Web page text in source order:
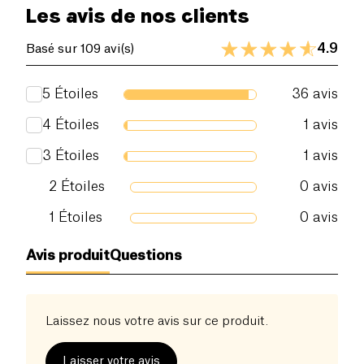
Fibres alimentaires (g)
Sel (g)
Les avis de nos clients
Basé sur 109 avi(s) 4.9
5 Étoiles 36 avis
4 Étoiles 1 avis
3 Étoiles 1 avis
2 Étoiles 0 avis
1 Étoiles 0 avis
Avis produitQuestions
Laissez nous votre avis sur ce produit.